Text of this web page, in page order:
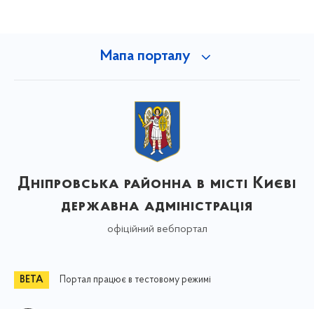
Мапа порталу
Дніпровська районна в місті Києві
державна адміністрація
офіційний вебпортал
Портал працює в тестовому режимі